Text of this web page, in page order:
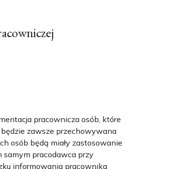
pracownicza osób, które
zawsze przechowywana
osób będą miały zastosowanie
samym pracodawca przy
informowania pracownika